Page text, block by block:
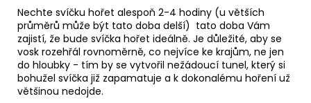
Nechte svíčku hořet alespoň 2-4 hodiny (u větších
průměrů může být tato doba delší) tato doba Vám
zajistí, že bude svíčka hořet ideálně. Je důležité, aby se
vosk rozehřál rovnoměrně, co nejvíce ke krajům, ne jen
do hloubky - tím by se vytvořil nežádoucí tunel, který si
bohužel svíčka již zapamatuje a k dokonalému hoření už
většinou nedojde.